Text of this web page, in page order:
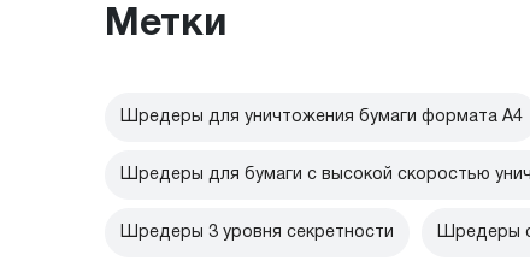
Метки
Шредеры для уничтожения бумаги формата А4
Шредеры для бумаги с высокой скоростью
Шредеры 3 уровня секретности Шредеры